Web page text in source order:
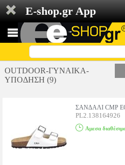
E-shop.gr App
OUTDOOR-ΓΥΝΑΙΚΑ-
ΥΠΟΔΗΣΗ (9)
ΣΑΝΔΑΛΙ CMP
PL2.138164926
Αμεσα